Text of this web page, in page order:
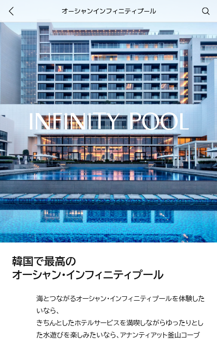
オーシャンインフィニティプール
INFINITY POOL
韓国で最高の
オーシャン・インフィニティプール
海とつながるオーシャン・インフィニティプールを体験した
いなら、
きちんとしたホテルサービスを満喫しながらゆったりとし
た水遊びを楽しみたいなら、アナンティアット釜山コーブ